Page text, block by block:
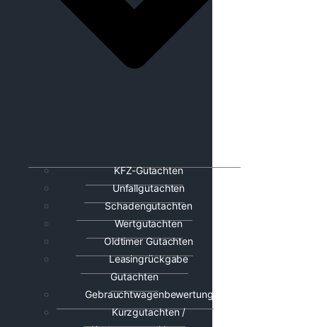
KFZ-Gutachten
Unfallgutachten
Schadengutachten
Wertgutachten
Oldtimer Gutachten
Leasingrückgabe
Gutachten
Gebrauchtwagenbewertung
Kurzgutachten /